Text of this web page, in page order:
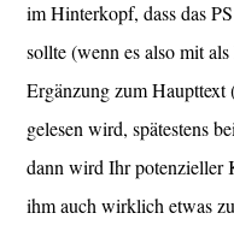
im Hinterkopf, dass das
sollte (wenn es also mit
Ergänzung zum Haupttext
gelesen wird, spätestens
dann wird Ihr potenzieller
ihm auch wirklich etwas